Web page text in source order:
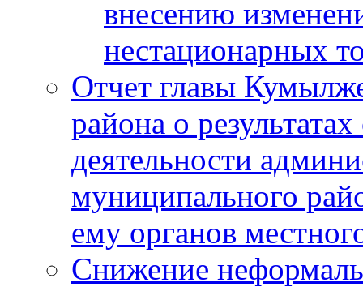
внесению
нестационарных
Отчет главы
района о
деятельности
муниципального
ему органов
Снижение